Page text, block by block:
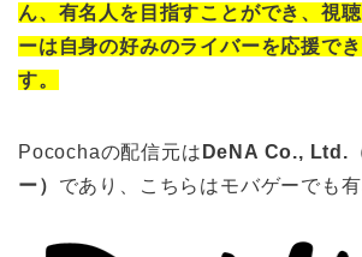
ん、有名人を目指すことができ、視
ーは自身の好みのライバーを応援で
す。
Pocochaの配信元は DeNA Co., Ltd.
ー） であり、こちらはモバゲーでも有